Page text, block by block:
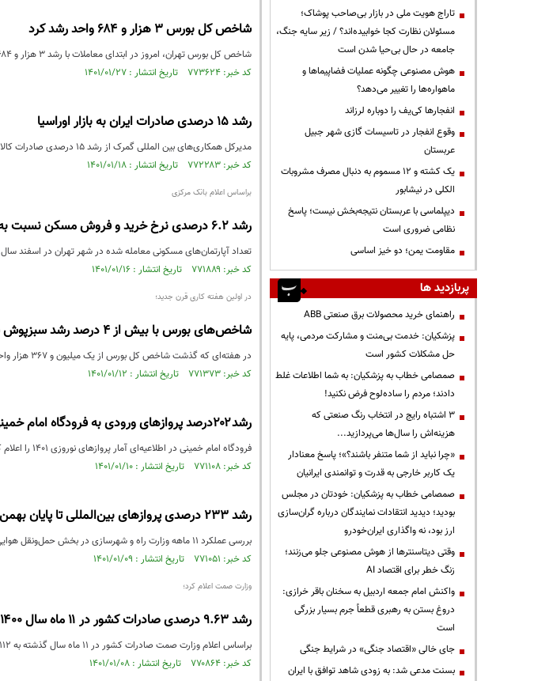
شاخص کل بورس ۳ هزار و ۶۸۴ واحد رشد کرد
شاخص کل بورس تهران، امروز در ابتدای معاملات با رشد ۳ هزار و ۶۸۴ واحدی آغاز به کار کرد.
کد خبر: ۷۷۳۶۲۴ تاریخ انتشار : ۱۴۰۱/۰۱/۲۷
رشد ۱۵ درصدی صادرات ایران به بازار اوراسیا
مدیرکل همکاری‌های بین المللی گمرک از رشد ۱۵ درصدی صادرات کالاهای ایرانی به بازار اوراسیا در سال گذشته خبر داد.
کد خبر: ۷۷۲۲۸۳ تاریخ انتشار : ۱۴۰۱/۰۱/۱۸
براساس اعلام بانک مرکزی
رشد ۶.۲ درصدی نرخ خرید و فروش مسکن نسبت به بهمن ۱۴۰۰
تعداد آپارتمان‌های مسکونی معامله شده در شهر تهران در اسفند سال ۱۴۰۰، به ۶.۸ هزار واحد مسکونی رسید که نسبت به ماه قبل ۱۹.۹ درصد کاهش و ...
کد خبر: ۷۷۱۸۸۹ تاریخ انتشار : ۱۴۰۱/۰۱/۱۶
در اولین هفته کاری قرن جدید؛
شاخص‌های بورس با بیش از ۴ درصد رشد سبزپوش شدند
در هفته‌ای که گذشت شاخص کل بورس از یک میلیون و ۳۶۷ هزار واحد به یک میلیون و ۴۳۲ هزار واحد رسید و رشد ۴.۲۸ درصدی را تجربه کرد.
کد خبر: ۷۷۱۳۷۳ تاریخ انتشار : ۱۴۰۱/۰۱/۱۲
رشد۲۰۲درصد پروازهای ورودی به فرودگاه امام خمینی در نوروز۱۴۰۱
فرودگاه امام خمینی در اطلاعیه‌ای آمار پروازهای نوروزی ۱۴۰۱ را اعلام کرد.
کد خبر: ۷۷۱۱۰۸ تاریخ انتشار : ۱۴۰۱/۰۱/۱۰
رشد ۲۳۳ درصدی پروازهای بین‌المللی تا پایان بهمن‌ماه ۱۴۰۰
بررسی عملکرد ۱۱ ماهه وزارت راه و شهرسازی در بخش حمل‌ونقل هوایی در سال ۱۴۰۰ از رشد ۲۳۳ درصدی پروازهای بین‌المللی و رشد۵۴ درصدی پروازهای ...
کد خبر: ۷۷۱۰۵۱ تاریخ انتشار : ۱۴۰۱/۰۱/۰۹
وزارت صمت اعلام کرد؛
رشد ۹.۶۳ درصدی صادرات کشور در ۱۱ ماه سال ۱۴۰۰
براساس اعلام وزارت صمت صادرات کشور در ۱۱ ماه سال گذشته به ۱۱۲ میلیون و ۷۰۰ هزار تن به ارزش ۴۳.۵ میلیارد دلار رسیده که نسبت به ...
کد خبر: ۷۷۰۸۶۴ تاریخ انتشار : ۱۴۰۱/۰۱/۰۸
تاراج هویت ملی در بازار بی‌صاحب پوشاک؛
مسئولان نظارت کجا خوابیده‌اند؟ / زیر سایه جنگ،
جامعه در حال بی‌حیا شدن است
هوش مصنوعی چگونه عملیات فضاپیماها و
ماهواره‌ها را تغییر می‌دهد؟
انفجارها کی‌یف را دوباره لرزاند
وقوع انفجار در تاسیسات گازی شهر جبیل
عربستان
یک کشته و ۱۲ مسموم به دنبال مصرف مشروبات
الکلی در نیشابور
دیپلماسی با عربستان نتیجه‌بخش نیست؛ پاسخ
نظامی ضروری است
مقاومت یمن؛ دو خیز اساسی
پربازدید ها
راهنمای خرید محصولات برق صنعتی ABB
پزشکیان: خدمت بی‌منت و مشارکت مردمی، پایه
حل مشکلات کشور است
صمصامی خطاب به پزشکیان: به شما اطلاعات غلط
دادند؛ مردم را ساده‌لوح فرض نکنید!
3 اشتباه رایج در انتخاب رنگ صنعتی که
هزینه‌اش را سال‌ها می‌پردازید...
«چرا نباید از شما متنفر باشند؟»؛ پاسخ معنادار
یک کاربر خارجی به قدرت و توانمندی ایرانیان
صمصامی خطاب به پزشکیان: خودتان در مجلس
بودید؛ دیدید انتقادات نمایندگان درباره گران‌سازی
ارز بود، نه واگذاری ایران‌خودرو
وقتی دیتاسنترها از هوش مصنوعی جلو می‌زنند؛
زنگ خطر برای اقتصاد AI
واکنش امام جمعه اردبیل به سخنان باقر خرازی:
دروغ بستن به رهبری قطعاً جرم بسیار بزرگی
است
جای خالی «اقتصاد جنگی» در شرایط جنگی
بسنت مدعی شد: به زودی شاهد توافق با ایران